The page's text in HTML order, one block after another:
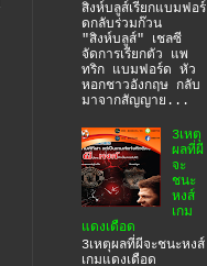
สิงห์บลูส์เรียกแบมฟอร์
ดกลับร่วมก๊วน
"สิงห์บลูส์" เชลซี
จัดการเรียกตัว แพ
ทริก แบมฟอร์ด หัว
หอกชาวอังกฤษ กลับ
มาจากสัญญาย...
3เหตุ
ผลที่ผี
จะ
ชนะ
หงส์
เกม
แดงเดือด
3เหตุผลที่ผีจะชนะหงส์
เกมแดงเดือด